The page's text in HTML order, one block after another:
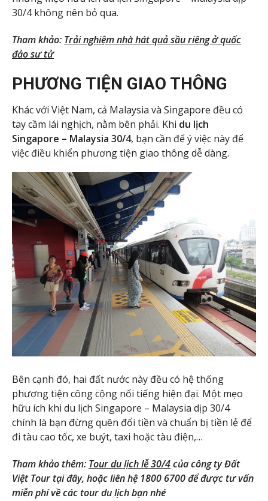
30/4 không nên bỏ qua.
Tham khảo: Trải nghiệm nhà hát quả sầu riêng ở quốc
đảo sư tử
PHƯƠNG TIỆN GIAO THÔNG
Khác với Việt Nam, cả Malaysia và Singapore đều có
tay cầm lái nghịch, nằm bên phải. Khi du lịch
Singapore – Malaysia 30/4, bạn cần để ý việc này để
việc điều khiển phương tiện giao thông dễ dàng.
Bên cạnh đó, hai đất nước này đều có hệ thống
phương tiện công cộng nổi tiếng hiện đại. Một mẹo
hữu ích khi du lịch Singapore – Malaysia dịp 30/4
chính là bạn đừng quên đổi tiền và chuẩn bị tiền lẻ để
đi tàu cao tốc, xe buýt, taxi hoặc tàu điện,…
Tham khảo thêm: Tour du lịch lễ 30/4của công ty Đất
Việt Tour tại đây, hoặc liên hệ 1800 6700 để được tư vấn
miễn phí về các tour du lịch bạn nhé